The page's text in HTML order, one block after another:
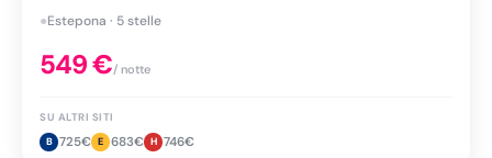
●Estepona · 5 stelle
549€/ notte
SU ALTRI SITI
B 725€ E 683€ H 746€